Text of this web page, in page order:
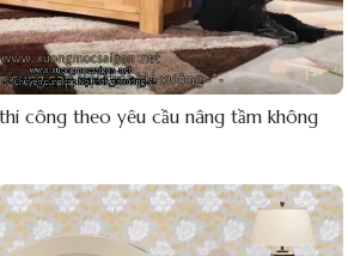
công theo yêu cầu nâng tầm không